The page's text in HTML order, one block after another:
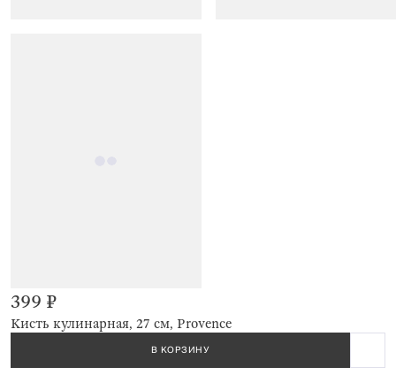
Кисть кулинарная, 27 см, Provence
399 ₽
В КОРЗИНУ